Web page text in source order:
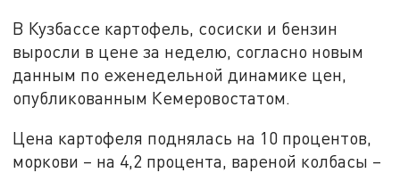
В Кузбассе картофель, сосиски и бензин
выросли в цене за неделю, согласно новым
данным по еженедельной динамике цен,
опубликованным Кемеровостатом.
Цена картофеля поднялась на 10 процентов,
моркови – на 4,2 процента, вареной колбасы –